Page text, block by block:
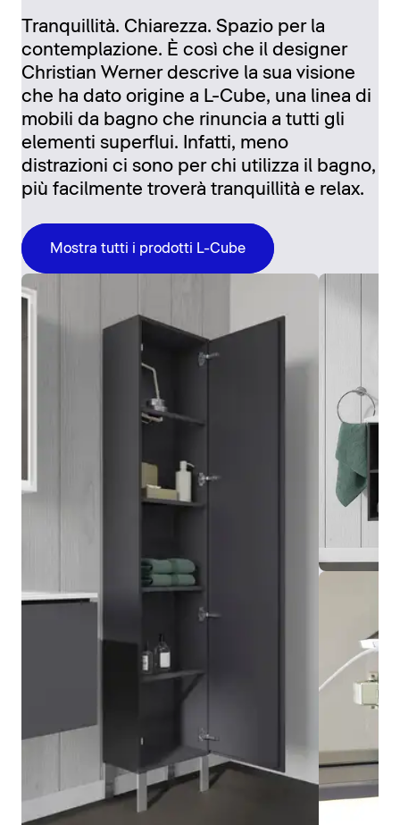
Tranquillità. Chiarezza. Spazio per la
contemplazione. È così che il designer
Christian Werner descrive la sua visione
che ha dato origine a L-Cube, una linea di
mobili da bagno che rinuncia a tutti gli
elementi superflui. Infatti, meno
distrazioni ci sono per chi utilizza il bagno,
più facilmente troverà tranquillità e relax.
Mostra tutti i prodotti L-Cube